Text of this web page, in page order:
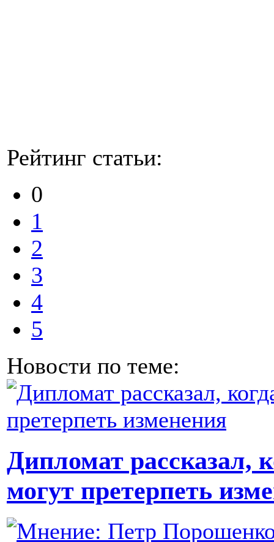
Рейтинг статьи:
0
1
2
3
4
5
Новости по теме:
Дипломат рассказал,
могут претерпеть